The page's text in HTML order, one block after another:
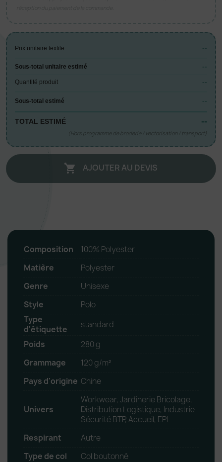
Prix unitaire textile --
Sous-total unitaire estimé --
Quantité produit --
Sous-total estimé --
TOTAL ESTIMÉ --
(Hors programme de broderie / vectorisation / transport)
 AJOUTER AU DEVIS
Composition
100% Polyester
Matière
Polyester
Genre
Unisexe
Style
Polo
Type
d'étiquette
standard
Poids
280 g
Grammage
120 g/m²
Pays d'origine Chine
Univers
Workwear, Jardinerie Bricolage,
Distribution Logistique, Industrie
Sécurité BTP, Accueil, EPI
Respirant
Autre
Type de col
Col boutonné